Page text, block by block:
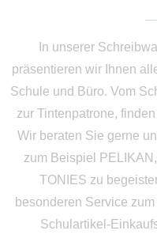
In unserer
präsentieren wir Ihnen
Schule und Büro. Vom
zur Tintenpatrone,
Wir beraten Sie gerne
zum Beispiel
TONIES zu
besonderen Service
Schulartikel-